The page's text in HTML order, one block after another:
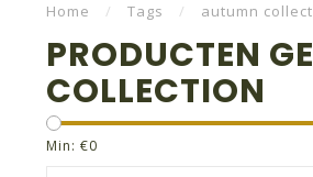
Home / Tags / autumn
PRODUCTEN
COLLECTION
Min: €0